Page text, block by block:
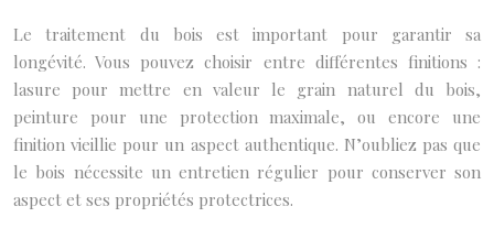
Le traitement du bois est important pour garantir sa
longévité. Vous pouvez choisir entre différentes finitions :
lasure pour mettre en valeur le grain naturel du bois,
peinture pour une protection maximale, ou encore une
finition vieillie pour un aspect authentique. N’oubliez pas que
le bois nécessite un entretien régulier pour conserver son
aspect et ses propriétés protectrices.